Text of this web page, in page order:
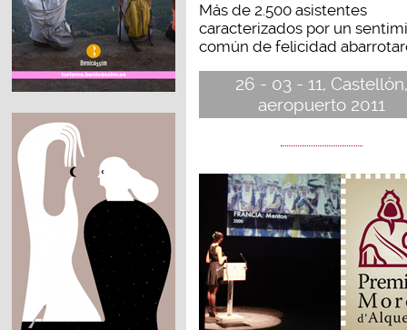
Más de 2.500 asistentes
caracterizados por un
común de felicidad
26 - 03 - 11, Castellón,
aeropuerto 2011